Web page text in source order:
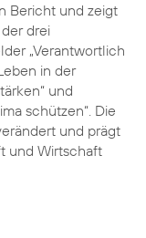
Bericht und zeigt
drei
„Verantwortlich
in der
und
schützen“. Die
und prägt
und Wirtschaft